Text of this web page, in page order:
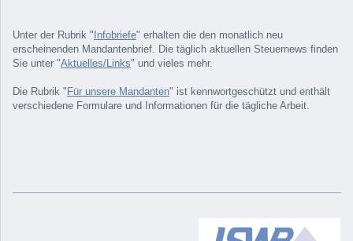
Unter der Rubrik " Infobriefe" erhalten die den monatlich neu
erscheinenden Mandantenbrief. Die täglich aktuellen Steuernews finden
Sie unter "Aktuelles/Links" und vieles mehr.
Die Rubrik " Für unsere Mandanten" ist kennwortgeschützt und enthält
verschiedene Formulare und Informationen für die tägliche Arbeit.